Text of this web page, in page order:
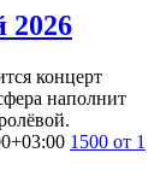
2026
концерт
наполнит
1500 от 1